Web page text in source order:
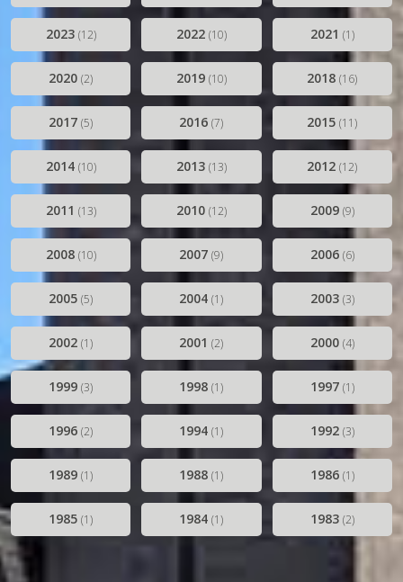
2023 (12) 2022 (10) 2021 (1)
2020(2) 2019 (10) 2018(16)
2017(5) 2016(7) 2015(11)
2014 (10) 2013 (13) 2012(12)
2011 (13) 2010 (12) 2009 (9)
2008 (10) 2007(9) 2006 (6)
2005(5) 2004(1) 2003 (3)
2002(1) 2001(2) 2000 (4)
1999(3) 1998(1) 1997 (1)
1996(2) 1994(1) 1992 (3)
1989(1) 1988(1) 1986 (1)
1985(1) 1984(1) 1983 (2)